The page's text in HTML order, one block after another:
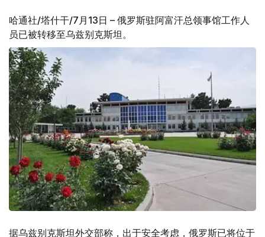
哈通社/塔什干/7月13日 – 俄罗斯驻阿富汗总领事馆工作人
员已被转移至乌兹别克斯坦。
据乌兹别克斯坦外交部称，出于安全考虑，俄罗斯已将位于